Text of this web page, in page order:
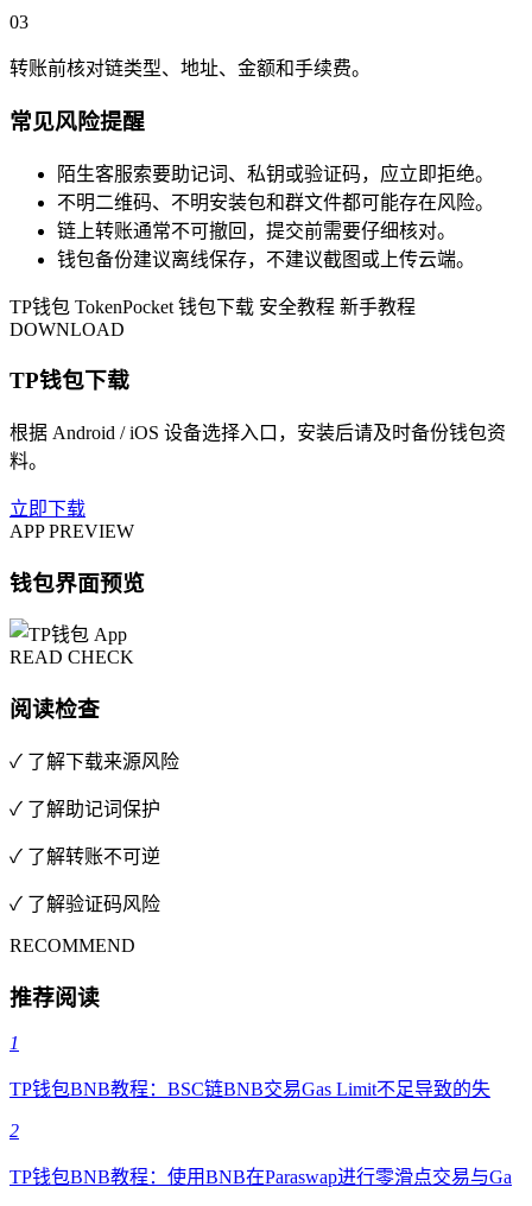
03
转账前核对链类型、地址、金额和手续费。
常见风险提醒
陌生客服索要助记词、私钥或验证码，应立即拒绝。
不明二维码、不明安装包和群文件都可能存在风险。
链上转账通常不可撤回，提交前需要仔细核对。
钱包备份建议离线保存，不建议截图或上传云端。
TP钱包 TokenPocket 钱包下载 安全教程 新手教程
DOWNLOAD
TP钱包下载
根据 Android / iOS 设备选择入口，安装后请及时备份钱包资
料。
立即下载
APP PREVIEW
钱包界面预览
READ CHECK
阅读检查
✓ 了解下载来源风险
✓ 了解助记词保护
✓ 了解转账不可逆
✓ 了解验证码风险
RECOMMEND
推荐阅读
1
TP钱包BNB教程：BSC链BNB交易Gas Limit不足导致的失
2
TP钱包BNB教程：使用BNB在Paraswap进行零滑点交易与Ga